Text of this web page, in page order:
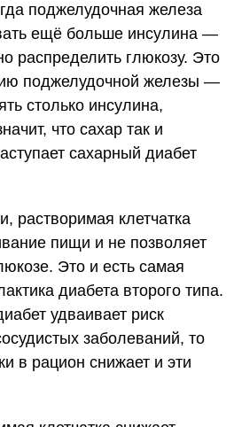
поджелудочная железа
ещё больше инсулина —
распределить глюкозу. Это
поджелудочной железы —
столько инсулина,
что сахар так и
сахарный диабет
растворимая клетчатка
пищи и не позволяет
Это и есть самая
диабета второго типа.
удваивает риск
заболеваний, то
в рацион снижает и эти